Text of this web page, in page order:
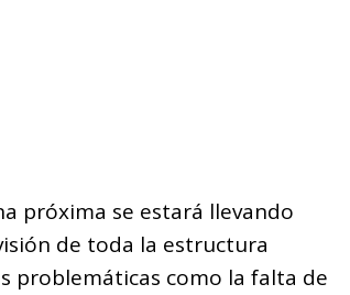
próxima se estará llevando
de toda la estructura
problemáticas como la falta de